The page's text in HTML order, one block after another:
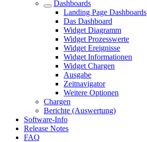
Dashboards
Landing Page Dashboards
Das Dashboard
Widget Diagramm
Widget Prozesswerte
Widget Ereignisse
Widget Informationen
Widget Chargen
Ausgabe
Zeitnavigator
Weitere Optionen
Chargen
Berichte (Auswertung)
Software-Info
Release Notes
FAQ